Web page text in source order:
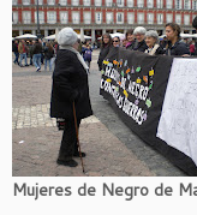
Mujeres de Negro de